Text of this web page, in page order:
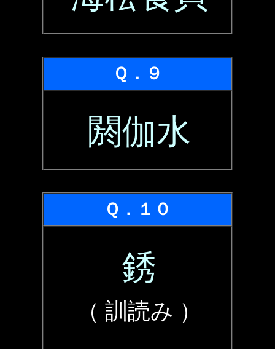
Ｑ．９
閼伽水
Ｑ．１０
銹
（ 訓読み ）